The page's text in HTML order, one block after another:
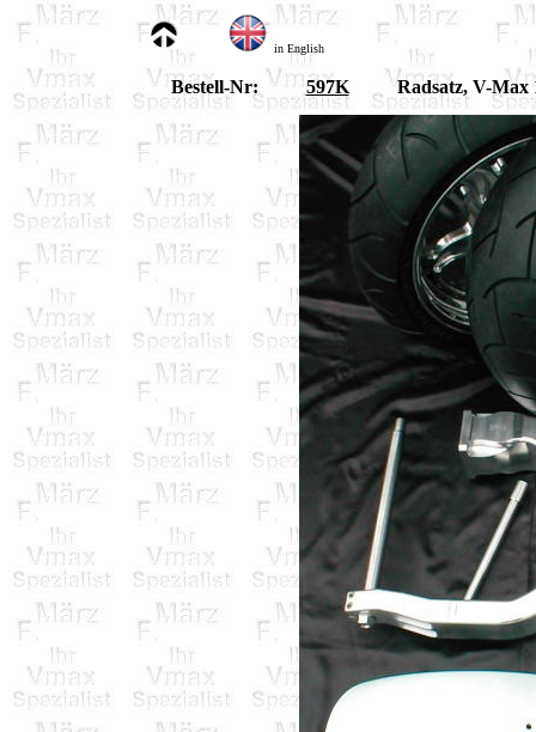
in English
Bestell-Nr: 597K Radsatz, V-Max